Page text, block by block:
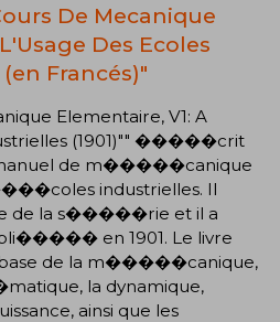
De Mecanique
Des Ecoles
Francés)"
Elementaire, V1: A
(1901)"" �����crit
de m�����canique
industrielles. Il
de la s�����rie et il a
en 1901. Le livre
base de la m�����canique,
la dynamique,
ainsi que les